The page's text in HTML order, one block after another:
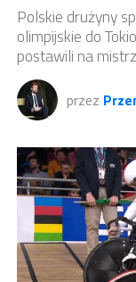
Polskie drużyny
olimpijskie do
postawili na
przez